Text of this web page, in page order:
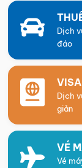
Dịch
đáo
VISA
Dịch
giản
VÉ
Vé